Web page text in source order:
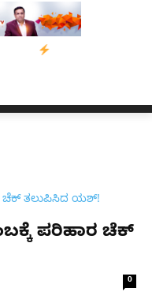
ನ್ಯೂಸ್ ಕಾರ್ಪ್‌ಗೆ
ಪರಿಹಾರ ಚೆಕ್​
0